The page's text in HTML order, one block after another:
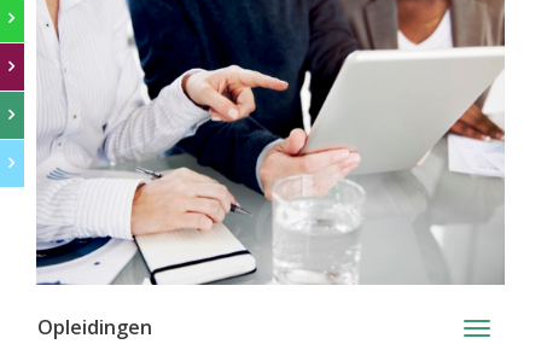
Toggle
Opleidingen